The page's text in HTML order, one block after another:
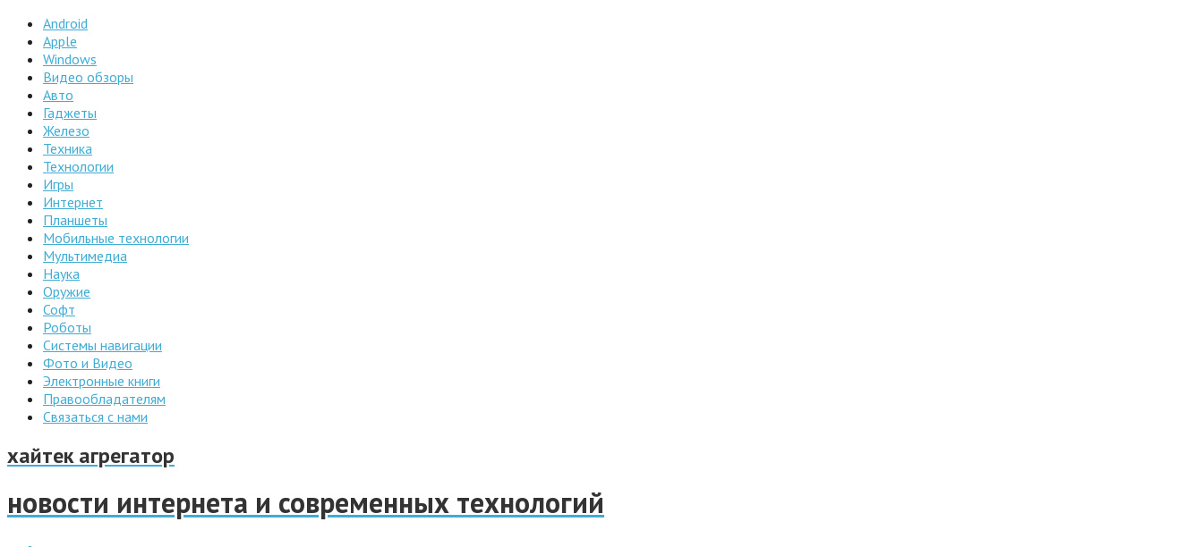
Android
Apple
Windows
Видео обзоры
Авто
Гаджеты
Железо
Техника
Технологии
Игры
Интернет
Планшеты
Мобильные технологии
Мультимедиа
Наука
Оружие
Софт
Роботы
Системы навигации
Фото и Видео
Электронные книги
Правообладателям
Связаться с нами
хайтек агрегатор
новости интернета и современных технологий